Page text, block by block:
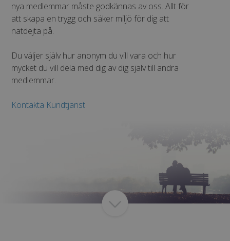
nya medlemmar måste godkännas av oss. Allt för
att skapa en trygg och säker miljö för dig att
nätdejta på.
Du väljer själv hur anonym du vill vara och hur
mycket du vill dela med dig av dig själv till andra
medlemmar.
Kontakta Kundtjänst